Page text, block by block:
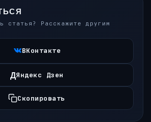
статья? Расскажите другим
ВКонтакте
ДЯндекс Дзен
Скопировать